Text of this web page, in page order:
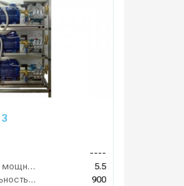
----
Потребляемая мощность (кВт)
5.5
Производительность (л/ч)
900